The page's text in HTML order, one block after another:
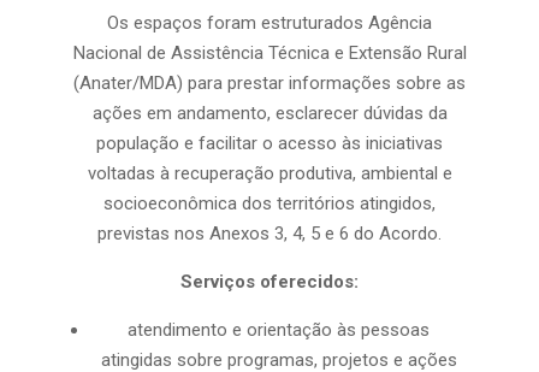
Os espaços foram estruturados Agência
Nacional de Assistência Técnica e Extensão Rural
(Anater/MDA) para prestar informações sobre as
ações em andamento, esclarecer dúvidas da
população e facilitar o acesso às iniciativas
voltadas à recuperação produtiva, ambiental e
socioeconômica dos territórios atingidos,
previstas nos Anexos 3, 4, 5 e 6 do Acordo.
Serviços oferecidos:
atendimento e orientação às pessoas
atingidas sobre programas, projetos e ações